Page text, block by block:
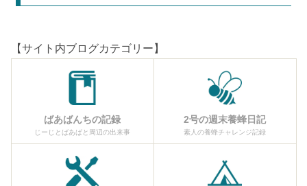
【サイト内ブログカテゴリー】
ばあばんちの記録
じーじとばあばと周辺の出来事
2号の週末養蜂日記
素人の養蜂チャレンジ記録